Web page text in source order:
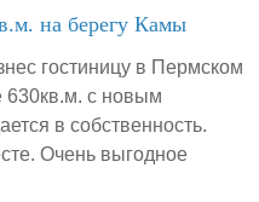
на берегу Камы
гостиницу в Пермском
630кв.м. с новым
в собственность.
Очень выгодное